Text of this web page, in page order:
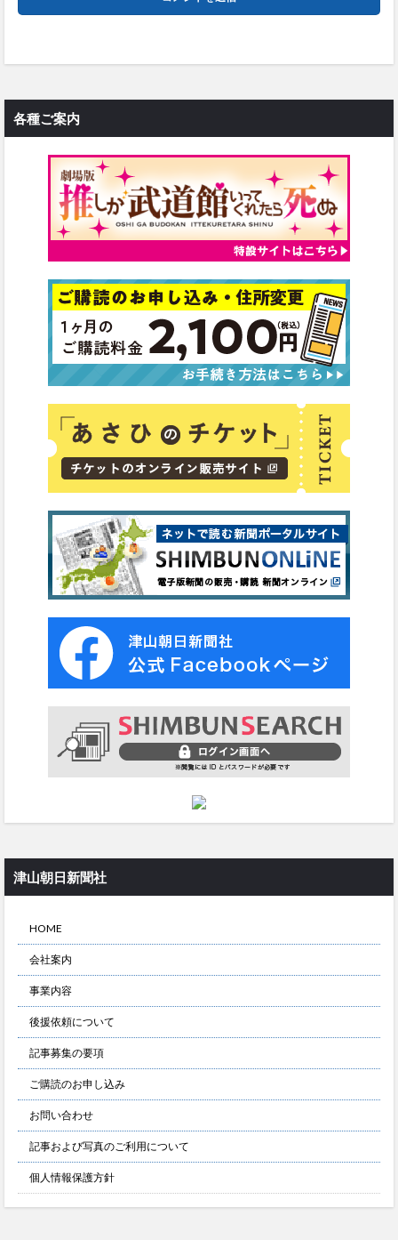
各種ご案内
津山朝日新聞社
HOME
会社案内
事業内容
後援依頼について
記事募集の要項
ご購読のお申し込み
お問い合わせ
記事および写真のご利用について
個人情報保護方針